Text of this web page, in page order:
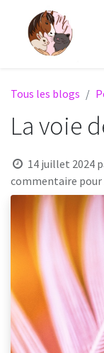
Tous les blogs
La voie
14 juillet 2024
commentaire